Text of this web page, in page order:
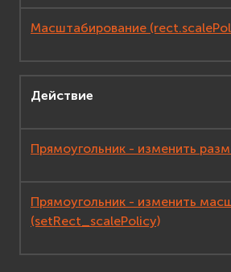
Масштабирование
Действие
Прямоугольник - изменить
Прямоугольник - изменить
(setRect_scalePolicy)